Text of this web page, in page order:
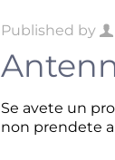
Published by
Se avete un
non prendete